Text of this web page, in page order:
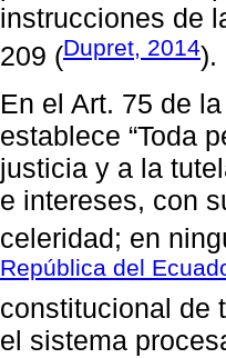
instrucciones de
209 (Dupret, 2014).
En el Art. 75 de
establece “Toda
justicia y a la
e intereses, con
celeridad; en
República del
constitucional de
el sistema